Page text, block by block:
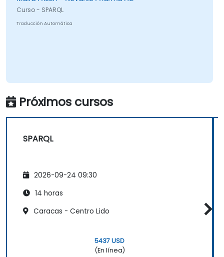
Curso - SPARQL
Traducción Automática
Próximos cursos
SPARQL
2026-09-24 09:30
14 horas
Caracas - Centro Lido
5437 USD
(En línea)